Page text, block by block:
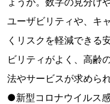
ユーザビリティや、キ
くリスクを軽減できる
ビリティがよく、高齢
法やサービスが求めら
●新型コロナウイルス